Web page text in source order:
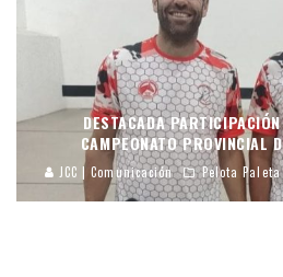
DESTACADA
CAMPEONATO PROVINCIAL
JCC | Comunicación Pelota Paleta